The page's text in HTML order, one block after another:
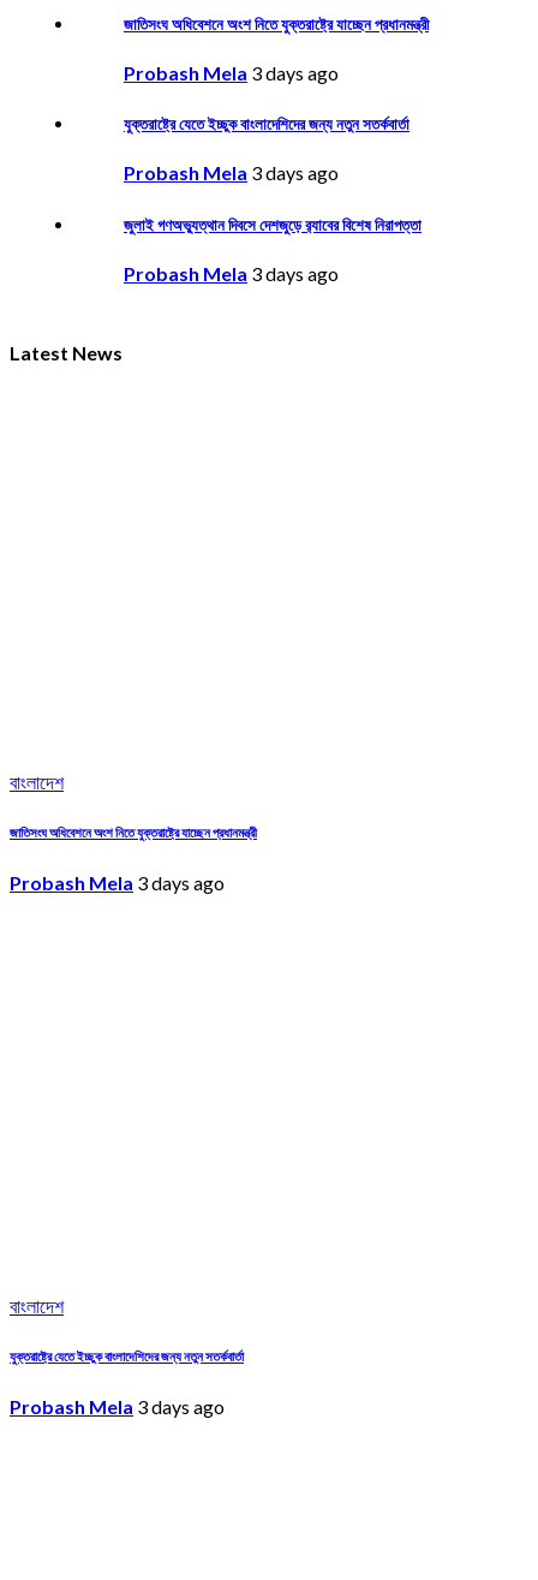
জাতিসংঘ অধিবেশনে অংশ নিতে যুক্তরাষ্ট্রে যাচ্ছেন প্রধানমন্ত্রী
Probash Mela 3 days ago
যুক্তরাষ্ট্রে যেতে ইচ্ছুক বাংলাদেশিদের জন্য নতুন সতর্কবার্তা
Probash Mela 3 days ago
জুলাই গণঅভ্যুত্থান দিবসে দেশজুড়ে র‌্যাবের বিশেষ নিরাপত্তা
Probash Mela 3 days ago
Latest News
বাংলাদেশ
জাতিসংঘ অধিবেশনে অংশ নিতে যুক্তরাষ্ট্রে যাচ্ছেন প্রধানমন্ত্রী
Probash Mela 3 days ago
বাংলাদেশ
যুক্তরাষ্ট্রে যেতে ইচ্ছুক বাংলাদেশিদের জন্য নতুন সতর্কবার্তা
Probash Mela 3 days ago